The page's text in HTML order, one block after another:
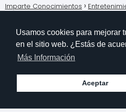
Imparte Conocimientos
Polítioca de Privacidad
Usamos cookies para mejorar
en el sitio web. ¿Estás de
Más Información
Aceptar